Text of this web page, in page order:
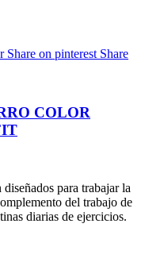
Share on pinterest Share
COLOR
para trabajar la
del trabajo de
diarias de ejercicios.